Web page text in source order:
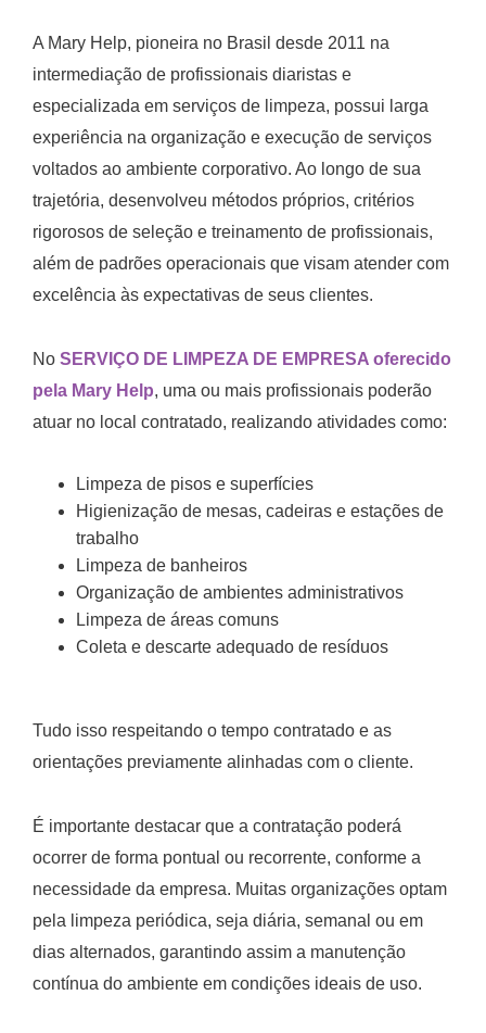
A Mary Help, pioneira no Brasil desde 2011 na
intermediação de profissionais diaristas e
especializada em serviços de limpeza, possui larga
experiência na organização e execução de serviços
voltados ao ambiente corporativo. Ao longo de sua
trajetória, desenvolveu métodos próprios, critérios
rigorosos de seleção e treinamento de profissionais,
além de padrões operacionais que visam atender com
excelência às expectativas de seus clientes.
No SERVIÇO DE LIMPEZA DE EMPRESA oferecido
pela Mary Help, uma ou mais profissionais poderão
atuar no local contratado, realizando atividades como:
Limpeza de pisos e superfícies
Higienização de mesas, cadeiras e estações de
trabalho
Limpeza de banheiros
Organização de ambientes administrativos
Limpeza de áreas comuns
Coleta e descarte adequado de resíduos
Tudo isso respeitando o tempo contratado e as
orientações previamente alinhadas com o cliente.
É importante destacar que a contratação poderá
ocorrer de forma pontual ou recorrente, conforme a
necessidade da empresa. Muitas organizações optam
pela limpeza periódica, seja diária, semanal ou em
dias alternados, garantindo assim a manutenção
contínua do ambiente em condições ideais de uso.